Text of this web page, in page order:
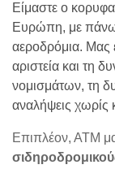
Είμαστε ο
Ευρώπη, με
αεροδρόμια. Μας
αριστεία και τη
νομισμάτων, τη
αναλήψεις χωρίς
Επιπλέον, ΑΤΜ